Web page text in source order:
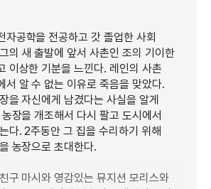
자공학을 전공하고 갓 졸업한 사회
의 새 출발에 앞서 사촌인 조의 기이한
이상한 기분을 느낀다. 레인의 사촌
서 알 수 없는 이유로 죽음을 맞았다.
을 자신에게 남겼다는 사실을 알게
장을 개조해서 다시 팔고 도시에서
다. 2주동안 그 집을 수리하기 위해
농장으로 초대한다.
구 마시와 영감있는 뮤지션 모리스와